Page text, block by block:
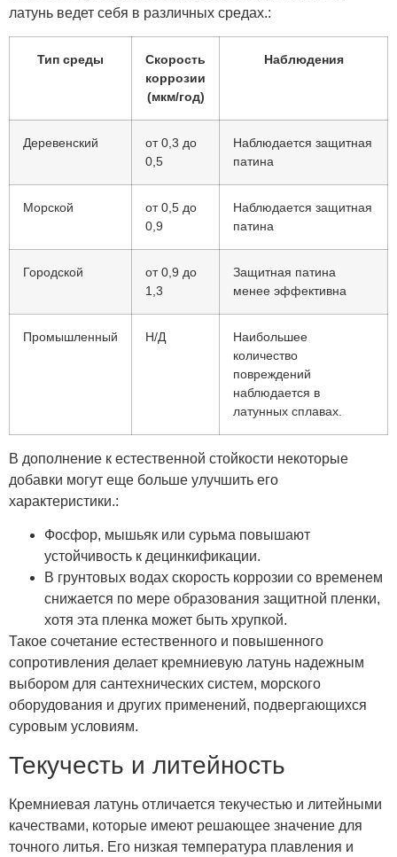
латунь ведет себя в различных средах.:
Тип среды
Скорость
коррозии
(мкм/год)
Наблюдения
Деревенский
от 0,3 до
0,5
Наблюдается защитная
патина
Морской
от 0,5 до
0,9
Наблюдается защитная
патина
Городской
от 0,9 до
1,3
Защитная патина
менее эффективна
Промышленный Н/Д
Наибольшее
количество
повреждений
наблюдается в
латунных сплавах.
В дополнение к естественной стойкости некоторые
добавки могут еще больше улучшить его
характеристики.:
Фосфор, мышьяк или сурьма повышают
устойчивость к децинкификации.
В грунтовых водах скорость коррозии со временем
снижается по мере образования защитной пленки,
хотя эта пленка может быть хрупкой.
Такое сочетание естественного и повышенного
сопротивления делает кремниевую латунь надежным
выбором для сантехнических систем, морского
оборудования и других применений, подвергающихся
суровым условиям.
Текучесть и литейность
Кремниевая латунь отличается текучестью и литейными
качествами, которые имеют решающее значение для
точного литья. Его низкая температура плавления и